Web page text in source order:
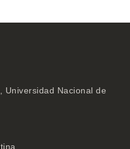
Universidad Nacional de